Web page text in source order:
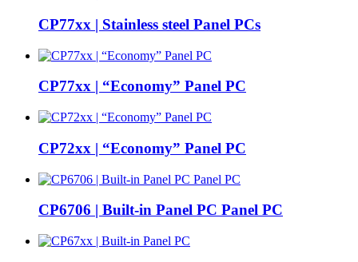
CP77xx | Stainless steel Panel PCs
CP77xx | “Economy” Panel PC
CP72xx | “Economy” Panel PC
CP6706 | Built-in Panel PC Panel PC